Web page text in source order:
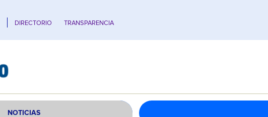
DIRECTORIO TRANSPARENCIA
NOTICIAS